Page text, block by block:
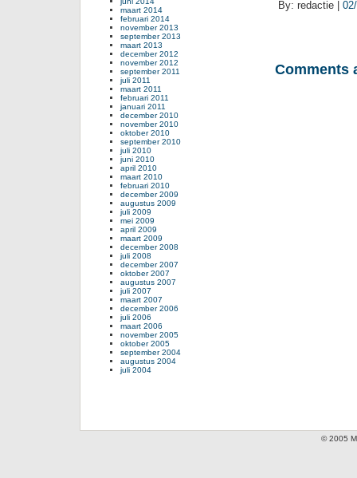
By: redactie |
Comments
maart 2014
februari 2014
november 2013
september 2013
maart 2013
december 2012
november 2012
september 2011
juli 2011
maart 2011
februari 2011
januari 2011
december 2010
november 2010
oktober 2010
september 2010
juli 2010
juni 2010
april 2010
maart 2010
februari 2010
december 2009
augustus 2009
juli 2009
mei 2009
april 2009
maart 2009
december 2008
juli 2008
december 2007
oktober 2007
augustus 2007
juli 2007
maart 2007
december 2006
juli 2006
maart 2006
november 2005
oktober 2005
september 2004
augustus 2004
juli 2004
© 2005